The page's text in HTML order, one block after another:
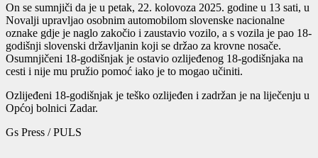
On se sumnjiči da je u petak, 22. kolovoza 2025. godine u 13 sati, u
Novalji upravljao osobnim automobilom slovenske nacionalne
oznake gdje je naglo zakočio i zaustavio vozilo, a s vozila je pao 18-
godišnji slovenski državljanin koji se držao za krovne nosače.
Osumnjičeni 18-godišnjak je ostavio ozlijeđenog 18-godišnjaka na
cesti i nije mu pružio pomoć iako je to mogao učiniti.
Ozlijeđeni 18-godišnjak je teško ozlijeđen i zadržan je na liječenju u
Općoj bolnici Zadar.
Gs Press / PULS